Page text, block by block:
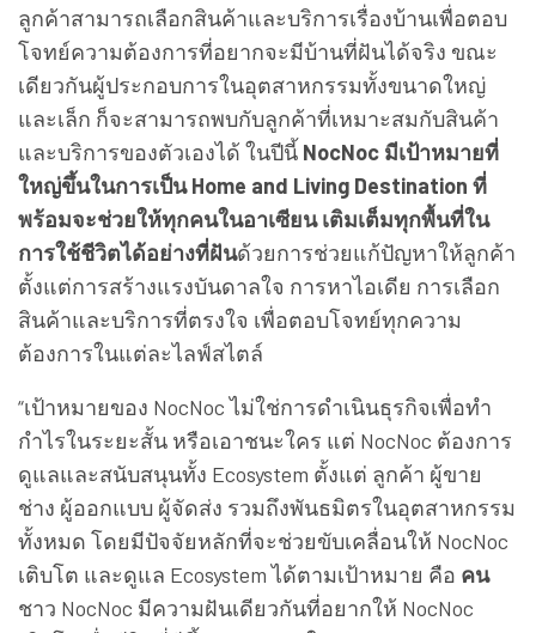
ลูกค้าสามารถเลือกสินค้าและบริการเรื่องบ้านเพื่อตอบ
โจทย์ความต้องการที่อยากจะมีบ้านที่ฝันได้จริง ขณะ
เดียวกันผู้ประกอบการในอุตสาหกรรมทั้งขนาดใหญ่
และเล็ก ก็จะสามารถพบกับลูกค้าที่เหมาะสมกับสินค้า
และบริการของตัวเองได้ ในปีนี้ NocNoc มีเป้าหมายที่
ใหญ่ขึ้นในการเป็น Home and Living Destination ที่
พร้อมจะช่วยให้ทุกคนในอาเซียน เติมเต็มทุกพื้นที่ใน
การใช้ชีวิตได้อย่างที่ฝันด้วยการช่วยแก้ปัญหาให้ลูกค้า
ตั้งแต่การสร้างแรงบันดาลใจ การหาไอเดีย การเลือก
สินค้าและบริการที่ตรงใจ เพื่อตอบโจทย์ทุกความ
ต้องการในแต่ละไลฟ์สไตล์
“เป้าหมายของ NocNoc ไม่ใช่การดำเนินธุรกิจเพื่อทำ
กำไรในระยะสั้น หรือเอาชนะใคร แต่ NocNoc ต้องการ
ดูแลและสนับสนุนทั้ง Ecosystem ตั้งแต่ ลูกค้า ผู้ขาย
ช่าง ผู้ออกแบบ ผู้จัดส่ง รวมถึงพันธมิตรในอุตสาหกรรม
ทั้งหมด โดยมีปัจจัยหลักที่จะช่วยขับเคลื่อนให้ NocNoc
เติบโต และดูแล Ecosystem ได้ตามเป้าหมาย คือ คน
ชาว NocNoc มีความฝันเดียวกันที่อยากให้ NocNoc